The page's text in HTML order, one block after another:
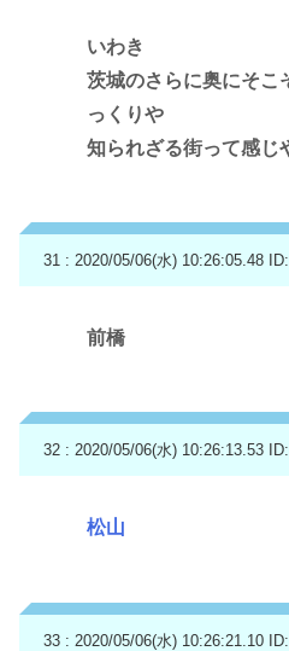
いわき
茨城のさらに奥にそこ
っくりや
知られざる街って感じ
31 : 2020/05/06(水) 10:26:05.48
前橋
32 : 2020/05/06(水) 10:26:13.53
松山
33 : 2020/05/06(水) 10:26:21.10